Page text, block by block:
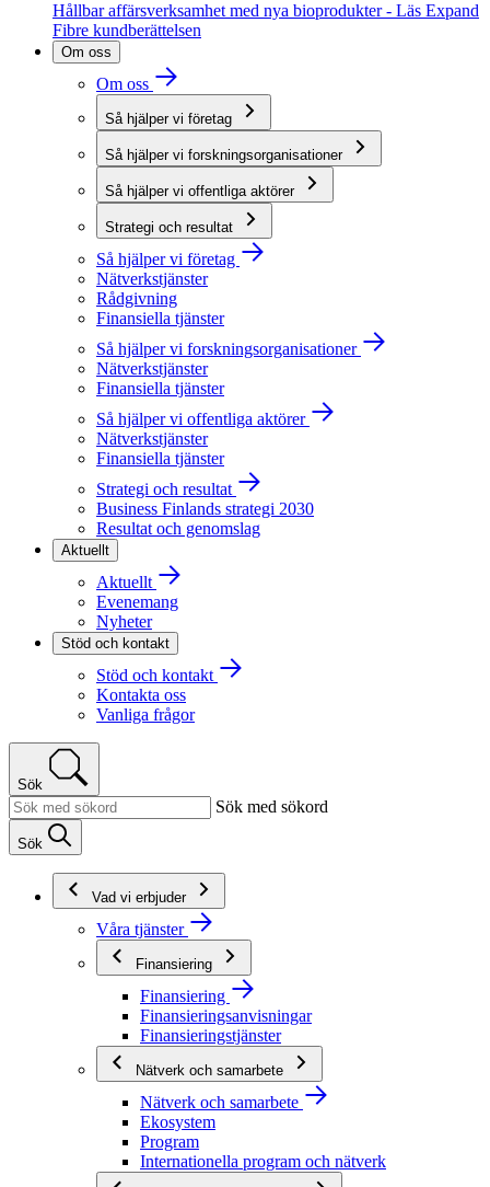
Hållbar affärsverksamhet med nya bioprodukter - Läs Expand
Fibre kundberättelsen
Om oss
Om oss
Så hjälper vi företag
Så hjälper vi forskningsorganisationer
Så hjälper vi offentliga aktörer
Strategi och resultat
Så hjälper vi företag
Nätverkstjänster
Rådgivning
Finansiella tjänster
Så hjälper vi forskningsorganisationer
Nätverkstjänster
Finansiella tjänster
Så hjälper vi offentliga aktörer
Nätverkstjänster
Finansiella tjänster
Strategi och resultat
Business Finlands strategi 2030
Resultat och genomslag
Aktuellt
Aktuellt
Evenemang
Nyheter
Stöd och kontakt
Stöd och kontakt
Kontakta oss
Vanliga frågor
Sök
Sök med sökord
Sök
Vad vi erbjuder
Våra tjänster
Finansiering
Finansiering
Finansieringsanvisningar
Finansieringstjänster
Nätverk och samarbete
Nätverk och samarbete
Ekosystem
Program
Internationella program och nätverk